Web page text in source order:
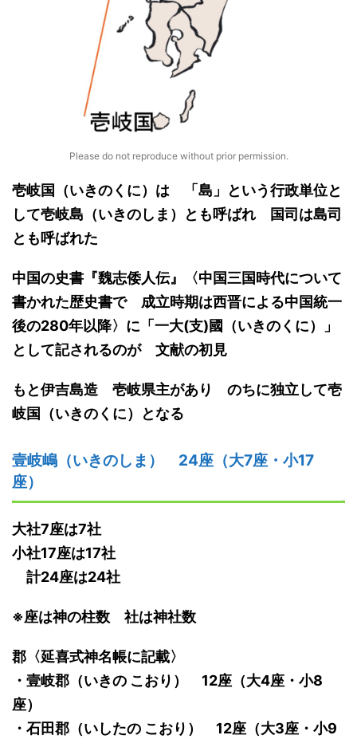
Please do not reproduce without prior permission.
壱岐国 （いきのくに） は
「島」という行政単位と
して壱岐島（いきのしま）とも呼ばれ
国司は島司
とも呼ばれた
中国の史書 『魏志倭人伝』 〈中国三国時代について
書かれた歴史書で 成立時期は西晋による中国統一
後の280年以降〉 に「一大(支)國 （いきのくに）
」
として記されるのが 文献の初見
もと伊吉島造 壱岐県主があり のちに独立して壱
岐国
（いきのくに） となる
壹岐嶋（いきのしま） 24座（大7座・小17
座）
大社7座は7社
小社17座は17社
計24座は24社
※座は神の柱数 社は神社数
郡 〈延喜式神名帳に記載〉
・ 壹岐郡（いきの こおり） 12座（大4座・小8
座）
・ 石田郡（いしたの こおり） 12座（大3座・小9